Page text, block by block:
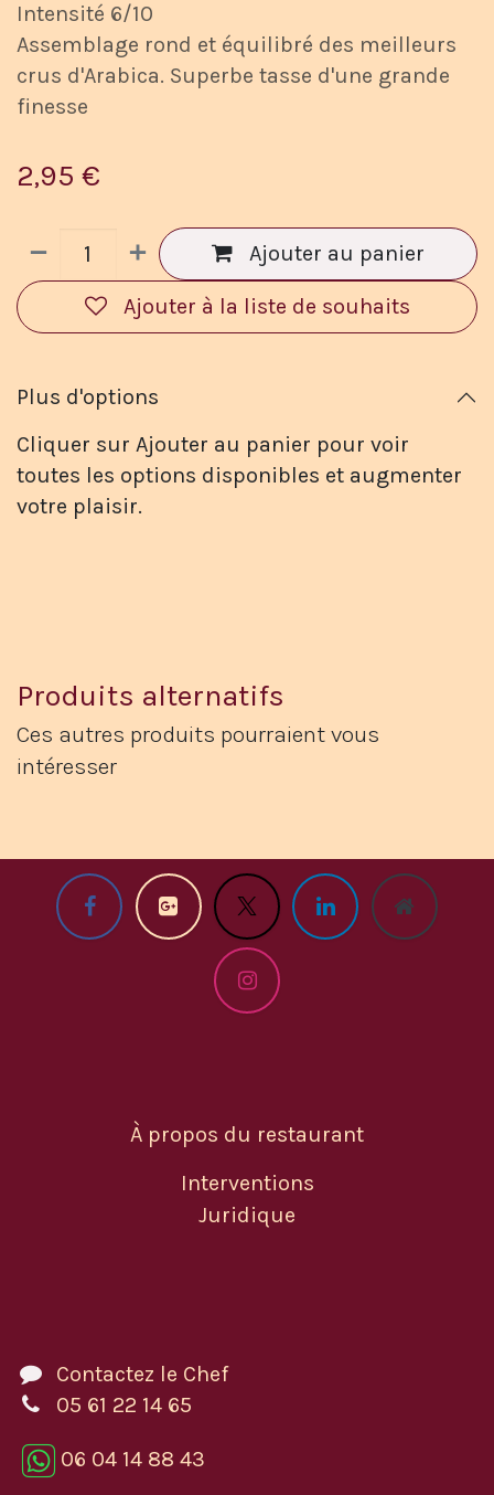
Intensité 6/10
Assemblage rond et équilibré des meilleurs
crus d'Arabica. Superbe tasse d'une grande
finesse
2,95 €
Ajouter au panier
Ajouter à la liste de souhaits
Plus d'options
Cliquer sur Ajouter au panier pour voir
toutes les options disponibles et augmenter
votre plaisir.
Produits alternatifs
Ces autres produits pourraient vous
intéresser
À propos du restaurant
Interventions
Juridique
Contactez le Chef
05 61 22 14 65
06 04 14 88 43